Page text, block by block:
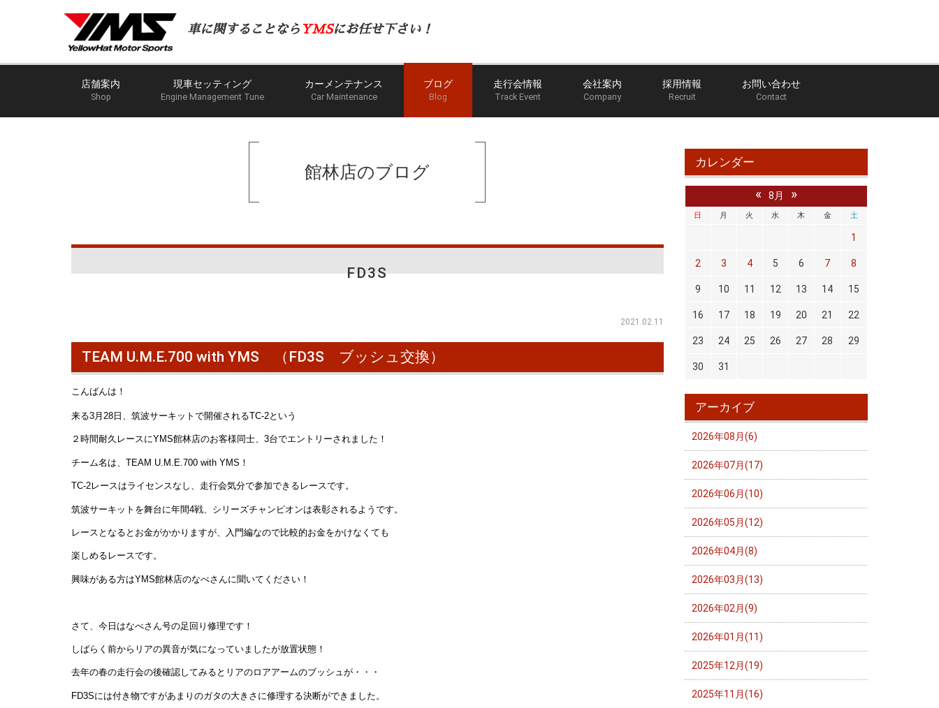
車に関することなら YMSにお任せ下さい！
店舗案内
Shop
現車セッティング
Engine Management Tune
カーメンテナンス
Car Maintenance
ブログ
Blog
走行会情報
Track Event
会社案内
Company
採用情報
Recruit
お問い合わせ
Contact
ホーム 館林店のブログ
館林店のブログ
FD3S
2021.02.11
TEAM U.M.E.700 with YMS （FD3S ブッシュ交換）
こんばんは！
来る3月28日、筑波サーキットで開催されるTC-2という
２時間耐久レースにYMS館林店のお客様同士、3台でエントリーされました！
チーム名は、TEAM U.M.E.700 with YMS！
TC-2レースはライセンスなし、走行会気分で参加できるレースです。
筑波サーキットを舞台に年間4戦、シリーズチャンピオンは表彰されるようです。
レースとなるとお金がかかりますが、入門編なので比較的お金をかけなくても
楽しめるレースです。
興味がある方はYMS館林店のなべさんに聞いてください！
さて、今日はなべさん号の足回り修理です！
しばらく前からリアの異音が気になっていましたが放置状態！
去年の春の走行会の後確認してみるとリアのロアアームのブッシュが・・・
FD3Sには付き物ですがあまりのガタの大きさに修理する決断ができました。
カレンダー
« 8月 »
日 月 火 水 木 金 土
1
2 3 4 5 6 7 8
9 10 11 12 13 14 15
16 17 18 19 20 21 22
23 24 25 26 27 28 29
30 31
アーカイブ
2026年08月(6)
2026年07月(17)
2026年06月(10)
2026年05月(12)
2026年04月(8)
2026年03月(13)
2026年02月(9)
2026年01月(11)
2025年12月(19)
2025年11月(16)